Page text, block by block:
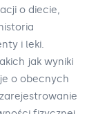
o diecie,
i leki.
jak wyniki
o obecnych